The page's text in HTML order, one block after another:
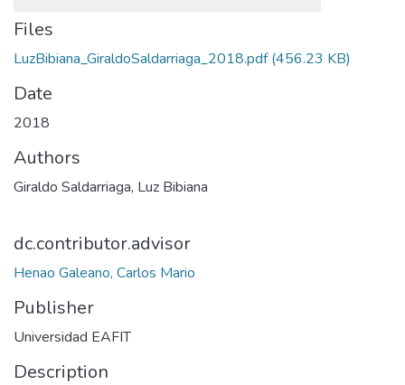
Files
LuzBibiana_GiraldoSaldarriaga_2018.pdf(456.23 KB)
Date
2018
Authors
Giraldo Saldarriaga, Luz Bibiana
dc.contributor.advisor
Henao Galeano, Carlos Mario
Publisher
Universidad EAFIT
Description